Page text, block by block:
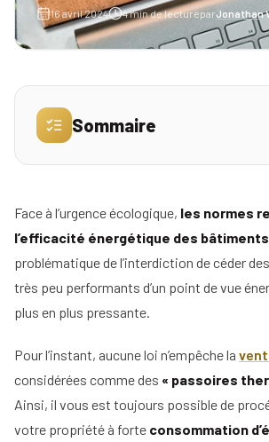
Simulez
Profil
Mandataire
place
pour
la
réunion
d'info
Nos
conseils
Tous
nos
16 avril 2024 4min de lectureparJonathan
Sommaire
02 Les conséquences pour le
03 Les conséquences pour les
Face à l’urgence écologique, les normes
l’efficacité énergétique des bâtiments
problématique de l’interdiction de céder
très peu performants d’un point de vue
plus en plus pressante.
Pour l’instant, aucune loi n’empêche la
considérées comme des « passoires
Ainsi, il vous est toujours possible de
votre propriété à forte consommation